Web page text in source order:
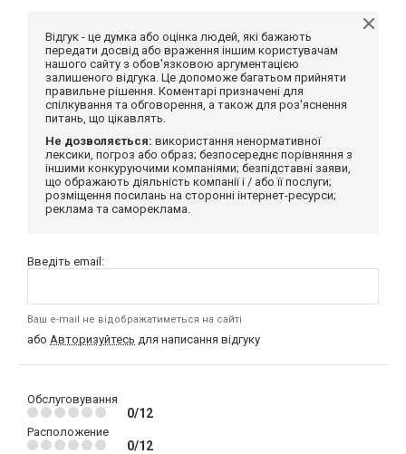
Відгук - це думка або оцінка людей, які бажають
передати досвід або враження іншим користувачам
нашого сайту з обов'язковою аргументацією
залишеного відгука. Це допоможе багатьом прийняти
правильне рішення. Коментарі призначені для
спілкування та обговорення, а також для роз'яснення
питань, що цікавлять.
Не дозволяється: використання ненормативної
лексики, погроз або образ; безпосереднє порівняння з
іншими конкуруючими компаніями; безпідставні заяви,
що ображають діяльність компанії і / або її послуги;
розміщення посилань на сторонні інтернет-ресурси;
реклама та самореклама.
Введіть email:
Ваш e-mail не відображатиметься на сайті
або Авторизуйтесь для написання відгуку
Обслуговування
0/12
Расположение
0/12